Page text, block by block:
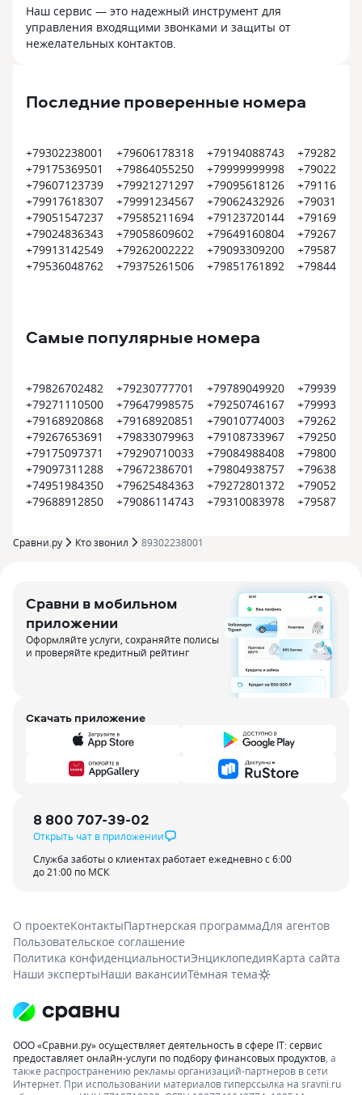
Наш сервис — это надежный инструмент для
управления входящими звонками и защиты от
нежелательных контактов.
Последние проверенные номера
+79302238001
+79175369501
+79607123739
+79917618307
+79051547237
+79024836343
+79913142549
+79536048762
+79606178318
+79864055250
+79921271297
+79991234567
+79585211694
+79058609602
+79262002222
+79375261506
+79194088743
+79999999998
+79095618126
+79062432926
+79123720144
+79649160804
+79093309200
+79851761892
Самые популярные номера
+79826702482
+79271110500
+79168920868
+79267653691
+79175097371
+79097311288
+74951984350
+79688912850
+79230777701
+79647998575
+79168920851
+79833079963
+79290710033
+79672386701
+79625484363
+79086114743
+79789049920
+79250746167
+79010774003
+79108733967
+79084988408
+79804938757
+79272801372
+79310083978
Сравни.ру Кто звонил 89302238001
Сравни в мобильном
приложении
Оформляйте услуги, сохраняйте полисы
и проверяйте кредитный рейтинг
Скачать приложение
8 800 707-39-02
Открыть чат в приложении
Служба заботы о клиентах работает ежедневно с 6:00
до 21:00 по МСК
О проектеКонтактыПартнерская программаДля агентов
Пользовательское соглашение
Политика конфиденциальностиЭнциклопедияКарта сайта
Наши экспертыНаши вакансииТёмная тема
ООО «Сравни.ру» осуществляет деятельность в сфере IT: сервис
предоставляет онлайн-услуги по подбору финансовых продуктов , а
также распространению рекламы организаций-партнеров в сети
Интернет. При использовании материалов гиперссылка на sravni.ru